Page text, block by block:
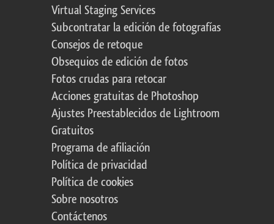
Virtual Staging Services
Subcontratar la edición de fotografías
Consejos de retoque
Obsequios de edición de fotos
Fotos crudas para retocar
Acciones gratuitas de Photoshop
Ajustes Preestablecidos de Lightroom
Gratuitos
Programa de afiliación
Política de privacidad
Política de cookies
Sobre nosotros
Contáctenos